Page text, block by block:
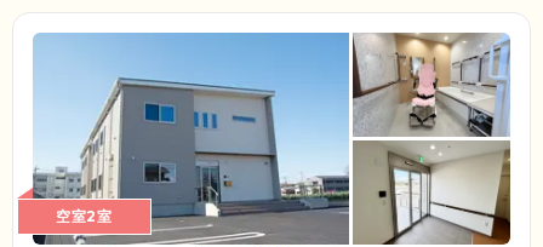
空室2室